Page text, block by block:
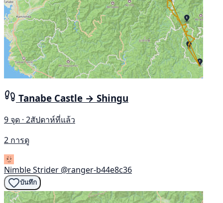
Tanabe Castle → Shingu
9 จุด · 2สัปดาห์ที่แล้ว
2 การดู
Nimble Strider @ranger-b44e8c36
บันทึก